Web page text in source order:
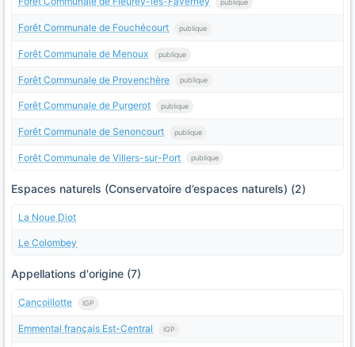
publique
Forêt Communale de Fouchécourt publique
Forêt Communale de Menoux publique
Forêt Communale de Provenchère publique
Forêt Communale de Purgerot publique
Forêt Communale de Senoncourt publique
Forêt Communale de Villers-sur-Port publique
Espaces naturels (Conservatoire d’espaces naturels) (2)
La Noue Diot
Le Colombey
Appellations d'origine (7)
Cancoillotte IGP
Emmental français Est-Central IGP